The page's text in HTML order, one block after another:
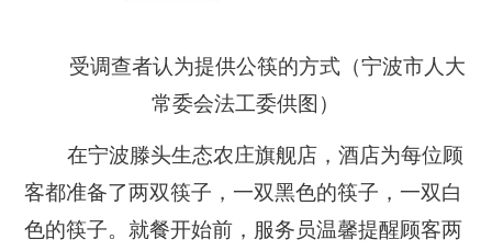
受调查者认为提供公筷的方式（宁波市人大
常委会法工委供图）
在宁波滕头生态农庄旗舰店，酒店为每位顾
客都准备了两双筷子，一双黑色的筷子，一双白
色的筷子。就餐开始前，服务员温馨提醒顾客两